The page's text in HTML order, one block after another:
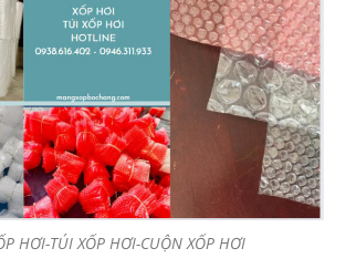
HƠI-TÚI XỐP HƠI-CUỘN XỐP HƠI